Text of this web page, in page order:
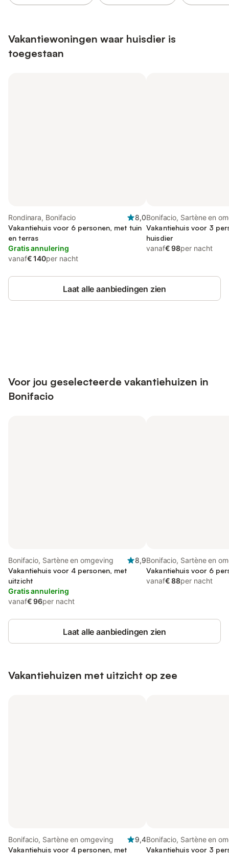
Vakantiewoningen waar huisdier is
toegestaan
Rondinara, Bonifacio
8,0
Vakantiehuis voor 6 personen, met tuin
en terras
Gratis annulering
vanaf€ 140per nacht
Bonifacio, Sartène en
Vakantiehuis voor 3
huisdier
vanaf€ 98per nacht
Laat alle aanbiedingen zien
Voor jou geselecteerde vakantiehuizen in
Bonifacio
Bonifacio, Sartène en omgeving
8,9
Vakantiehuis voor 4 personen, met
uitzicht
Gratis annulering
vanaf€ 96per nacht
Bonifacio, Sartène en
Vakantiehuis voor 6
vanaf€ 88per nacht
Laat alle aanbiedingen zien
Vakantiehuizen met uitzicht op zee
Bonifacio, Sartène en omgeving
9,4
Vakantiehuis voor 4 personen, met
Bonifacio, Sartène en
Vakantiehuis voor 3